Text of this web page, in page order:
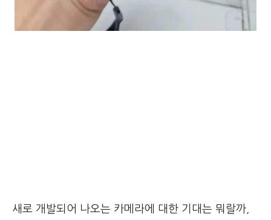
새로 개발되어 나오는 카메라에 대한 기대는 뭐랄까,